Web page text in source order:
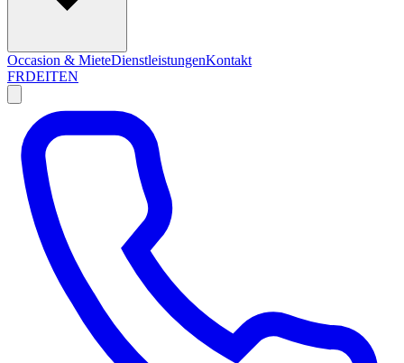
Occasion & MieteDienstleistungenKontakt
FRDEITEN